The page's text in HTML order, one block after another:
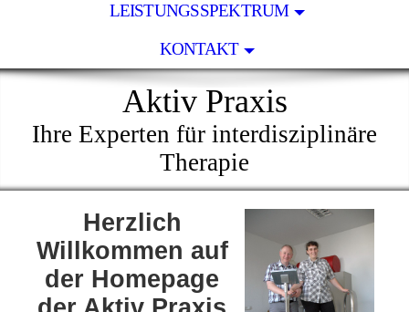
LEISTUNGSSPEKTRUM
KONTAKT
Aktiv Praxis
Ihre Experten für interdisziplinäre
Therapie
Herzlich
Willkommen auf
der Homepage